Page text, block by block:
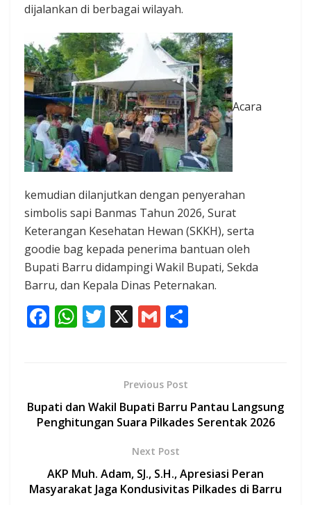
dijalankan di berbagai wilayah.
Acara
kemudian dilanjutkan dengan penyerahan
simbolis sapi Banmas Tahun 2026, Surat
Keterangan Kesehatan Hewan (SKKH), serta
goodie bag kepada penerima bantuan oleh
Bupati Barru didampingi Wakil Bupati, Sekda
Barru, dan Kepala Dinas Peternakan.
F
o
o
W
A
p
T
er
X G
l
Previous Post
Bupati dan Wakil Bupati Barru Pantau Langsung
Penghitungan Suara Pilkades Serentak 2026
Next Post
AKP Muh. Adam, SJ., S.H., Apresiasi Peran
Masyarakat Jaga Kondusivitas Pilkades di Barru